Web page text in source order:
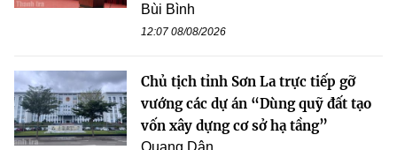
Bùi Bình
12:07 08/08/2026
Chủ tịch tỉnh Sơn La trực tiếp gỡ
vướng các dự án “Dùng quỹ đất tạo
vốn xây dựng cơ sở hạ tầng”
Quang Dân